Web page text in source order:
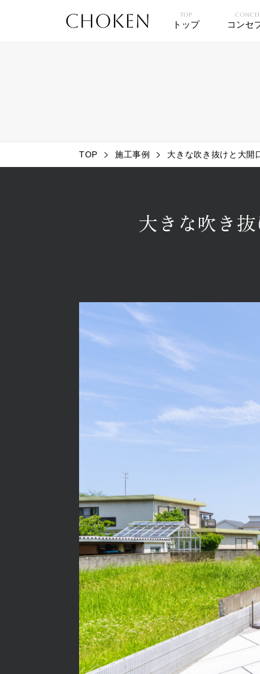
CHOKEN TOP
トップ コンセ
TOP 施工事例 大きな吹き抜けと大開
大きな吹き